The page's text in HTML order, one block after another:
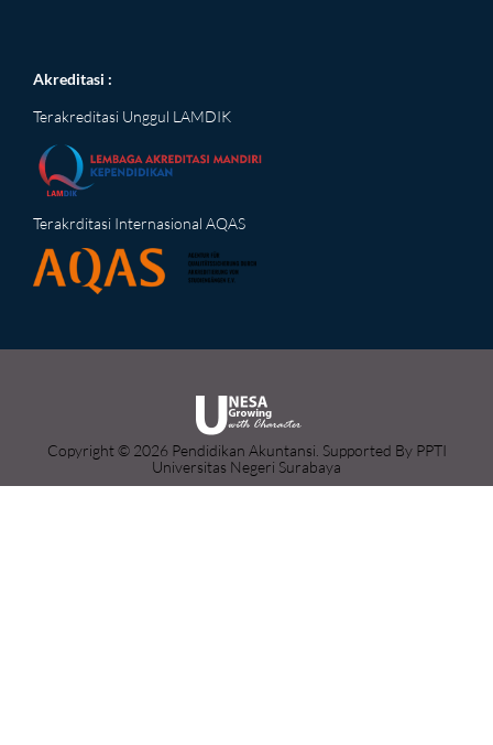
Akreditasi :
Terakreditasi Unggul LAMDIK
Terakrditasi Internasional AQAS
Copyright © 2026 Pendidikan Akuntansi. Supported By PPTI
Universitas Negeri Surabaya